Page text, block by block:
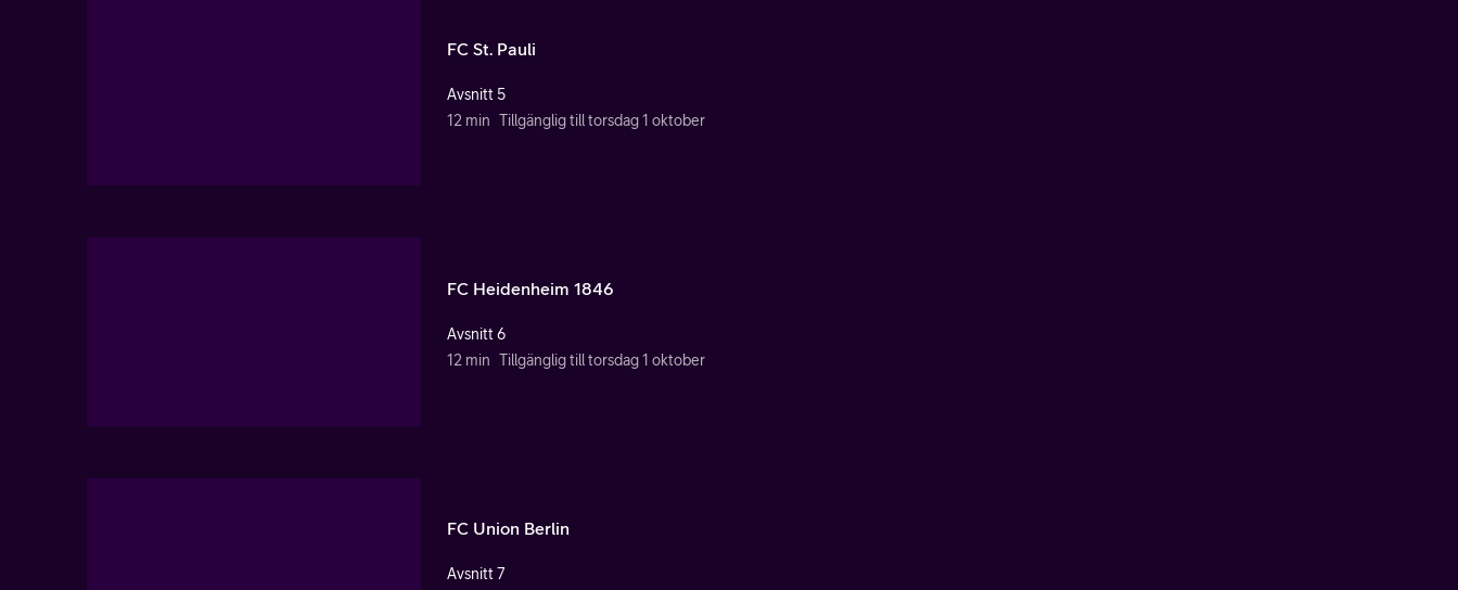
FC St. Pauli
Avsnitt 5
12 min Tillgänglig till torsdag 1 oktober
FC Heidenheim 1846
Avsnitt 6
12 min Tillgänglig till torsdag 1 oktober
FC Union Berlin
Avsnitt 7